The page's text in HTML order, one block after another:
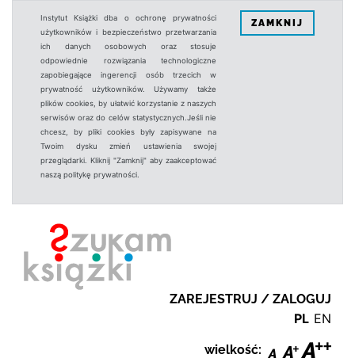
Instytut Książki dba o ochronę prywatności
użytkowników i bezpieczeństwo przetwarzania
ich danych osobowych oraz stosuje
odpowiednie rozwiązania technologiczne
zapobiegające ingerencji osób trzecich w
prywatność użytkowników. Używamy także
plików cookies, by ułatwić korzystanie z naszych
serwisów oraz do celów statystycznych.Jeśli nie
chcesz, by pliki cookies były zapisywane na
Twoim dysku zmień ustawienia swojej
przeglądarki. Kliknij "Zamknij" aby zaakceptować
naszą politykę prywatności.
ZAMKNIJ
ZAREJESTRUJ / ZALOGUJ
PL EN
wielkość: